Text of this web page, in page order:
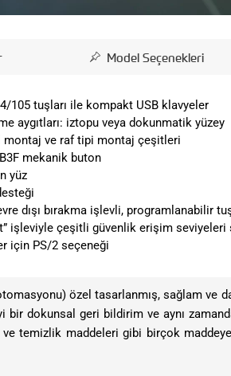
Model Seçenekleri
105 tuşları ile kompakt USB klavyeler
aygıtları: iztopu veya dokunmatik yüzey
montaj ve raf tipi montaj çeşitleri
mekanik buton
yüz
dışı bırakma işlevli, programlanabilir
işleviyle çeşitli güvenlik erişim seviyeleri
için PS/2 seçeneği
özel tasarlanmış, sağlam ve
bir dokunsal geri bildirim ve aynı
temizlik maddeleri gibi birçok